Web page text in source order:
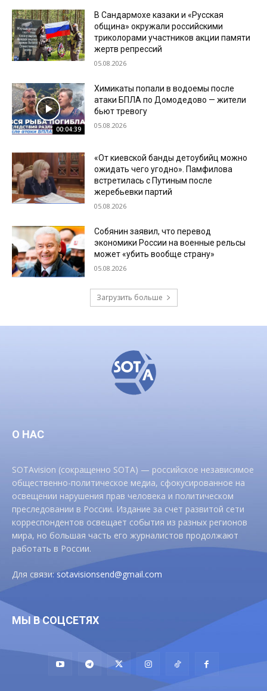
В Сандармохе казаки и «Русская
община» окружали российскими
триколорами участников акции памяти
жертв репрессий
05.08.2026
00:04:39
Химикаты попали в водоемы после
атаки БПЛА по Домодедово — жители
бьют тревогу
05.08.2026
«От киевской банды детоубийц можно
ожидать чего угодно». Памфилова
встретилась с Путиным после
жеребьевки партий
05.08.2026
Собянин заявил, что перевод
экономики России на военные рельсы
может «убить вообще страну»
05.08.2026
Загрузить больше
О НАС
SOTAvision (сокращенно SOTA) — российское независимое
общественно-политическое медиа, сфокусированное на
освещении нарушения прав человека и политическом
преследовании в России. Издание за счет развитой сети
корреспондентов освещает события из разных регионов
мира, но большая часть его журналистов продолжают
работать в России.
Для связи:sotavisionsend@gmail.com
МЫ В СОЦСЕТЯХ